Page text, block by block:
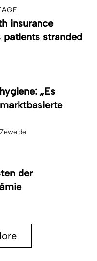
insurance
patients stranded
„Es
der